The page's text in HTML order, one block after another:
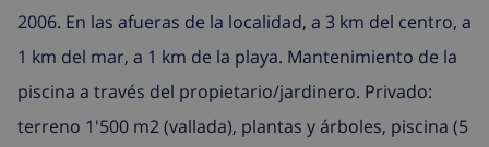
2006. En las afueras de la localidad, a 3 km del centro, a
1 km del mar, a 1 km de la playa. Mantenimiento de la
piscina a través del propietario/jardinero. Privado:
terreno 1'500 m2 (vallada), plantas y árboles, piscina (5